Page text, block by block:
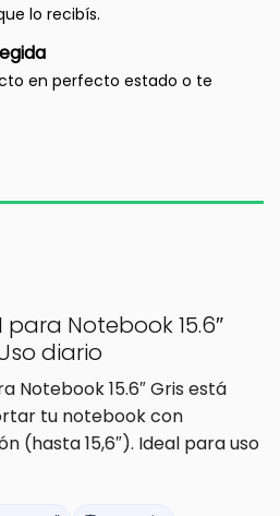
lo recibís.
en perfecto estado o te
para Notebook 15.6″
diario
Notebook 15.6″ Gris está
tu notebook con
(hasta 15,6″). Ideal para uso